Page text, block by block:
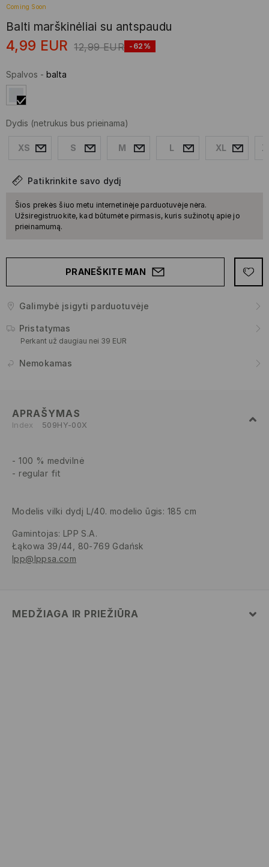
Coming Soon
Balti marškinėliai su antspaudu
4,99 EUR 12,99 EUR -62%
Spalvos - balta
Dydis (netrukus bus prieinama)
XS S M L XL
Patikrinkite savo dydį
Šios prekės šiuo metu internetinėje parduotuvėje nėra.
Užsiregistruokite, kad būtumėte pirmasis, kuris sužinotų apie jo
prieinamumą.
PRANEŠKITE MAN
Galimybė įsigyti parduotuvėje
Pristatymas
Perkant už daugiau nei 39 EUR
Nemokamas
APRAŠYMAS
Index 509HY-00X
100 % medvilnė
regular fit
Modelis vilki dydį L/40. modelio ūgis: 185 cm
Gamintojas: LPP S.A.
Łąkowa 39/44, 80-769 Gdańsk
lpp@lppsa.com
MEDŽIAGA IR PRIEŽIŪRA